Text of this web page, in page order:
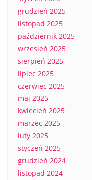
grudzień 2025
listopad 2025
październik 2025
wrzesień 2025
sierpień 2025
lipiec 2025
czerwiec 2025
maj 2025
kwiecień 2025
marzec 2025
luty 2025
styczeń 2025
grudzień 2024
listopad 2024